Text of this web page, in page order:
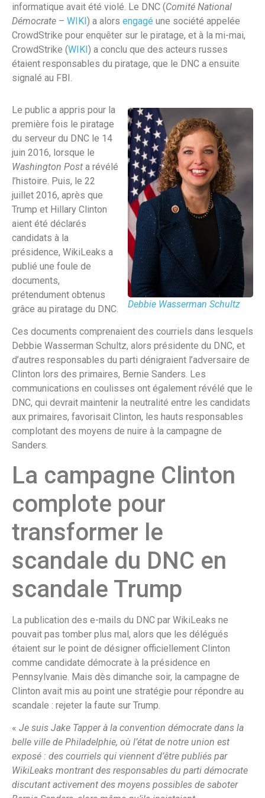
informatique avait été violé. Le DNC (Comité National
Démocrate – WIKI) a alors engagé une société appelée
CrowdStrike pour enquêter sur le piratage, et à la mi-mai,
CrowdStrike (WIKI) a conclu que des acteurs russes
étaient responsables du piratage, que le DNC a ensuite
signalé au FBI.
Debbie Wasserman Schultz
Le public a appris pour la
première fois le piratage
du serveur du DNC le 14
juin 2016, lorsque le
Washington Post a révélé
l’histoire. Puis, le 22
juillet 2016, après que
Trump et Hillary Clinton
aient été déclarés
candidats à la
présidence, WikiLeaks a
publié une foule de
documents,
prétendument obtenus
grâce au piratage du DNC.
Ces documents comprenaient des courriels dans lesquels
Debbie Wasserman Schultz, alors présidente du DNC, et
d’autres responsables du parti dénigraient l’adversaire de
Clinton lors des primaires, Bernie Sanders. Les
communications en coulisses ont également révélé que le
DNC, qui devrait maintenir la neutralité entre les candidats
aux primaires, favorisait Clinton, les hauts responsables
complotant des moyens de nuire à la campagne de
Sanders.
La campagne Clinton
complote pour
transformer le
scandale du DNC en
scandale Trump
La publication des e-mails du DNC par WikiLeaks ne
pouvait pas tomber plus mal, alors que les délégués
étaient sur le point de désigner officiellement Clinton
comme candidate démocrate à la présidence en
Pennsylvanie. Mais dès dimanche soir, la campagne de
Clinton avait mis au point une stratégie pour répondre au
scandale : rejeter la faute sur Trump.
« Je suis Jake Tapper à la convention démocrate dans la
belle ville de Philadelphie, où l’état de notre union est
exposé : des courriels qui viennent d’être publiés par
WikiLeaks montrant des responsables du parti démocrate
discutant activement des moyens possibles de saboter